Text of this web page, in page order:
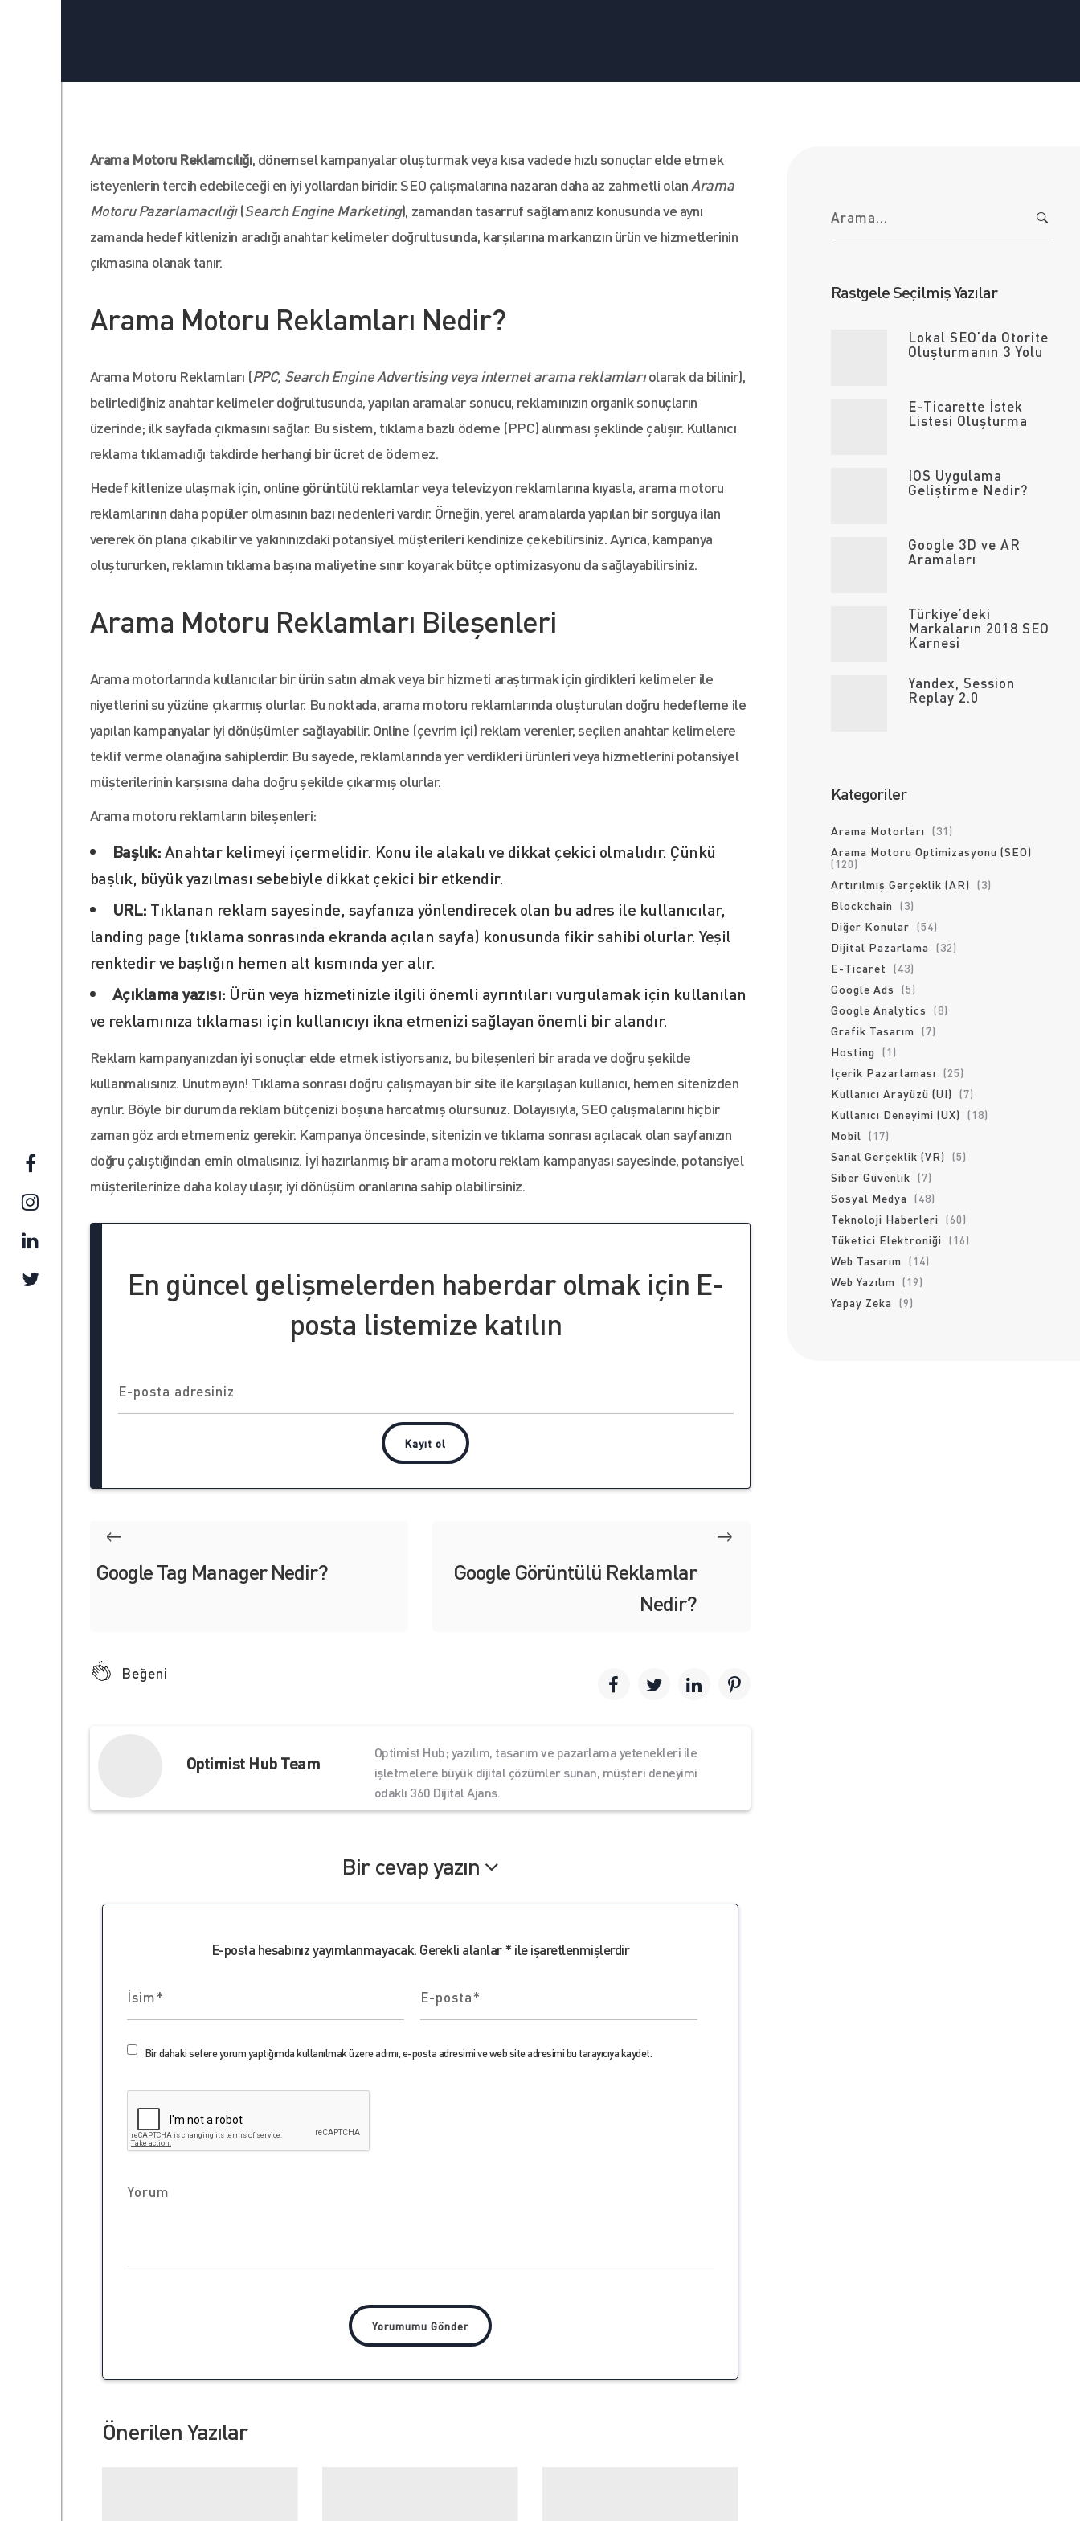
Arama Motoru Reklamcılığı, dönemsel kampanyalar oluşturmak veya kısa vadede hızlı sonuçlar elde etmek
isteyenlerin tercih edebileceği en iyi yollardan biridir. SEO çalışmalarına nazaran daha az zahmetli olan Arama
Motoru Pazarlamacılığı(Search Engine Marketing), zamandan tasarruf sağlamanız konusunda ve aynı
zamanda hedef kitlenizin aradığı anahtar kelimeler doğrultusunda, karşılarına markanızın ürün ve hizmetlerinin
çıkmasına olanak tanır.
Arama Motoru Reklamları Nedir?
Arama Motoru Reklamları (PPC, Search Engine Advertising veya internet arama reklamlarıolarak da bilinir),
belirlediğiniz anahtar kelimeler doğrultusunda, yapılan aramalar sonucu, reklamınızın organik sonuçların
üzerinde; ilk sayfada çıkmasını sağlar. Bu sistem, tıklama bazlı ödeme (PPC) alınması şeklinde çalışır. Kullanıcı
reklama tıklamadığı takdirde herhangi bir ücret de ödemez.
Hedef kitlenize ulaşmak için, online görüntülü reklamlar veya televizyon reklamlarına kıyasla, arama motoru
reklamlarının daha popüler olmasının bazı nedenleri vardır. Örneğin, yerel aramalarda yapılan bir sorguya ilan
vererek ön plana çıkabilir ve yakınınızdaki potansiyel müşterileri kendinize çekebilirsiniz. Ayrıca, kampanya
oluştururken, reklamın tıklama başına maliyetine sınır koyarak bütçe optimizasyonu da sağlayabilirsiniz.
Arama Motoru Reklamları Bileşenleri
Arama motorlarında kullanıcılar bir ürün satın almak veya bir hizmeti araştırmak için girdikleri kelimeler ile
niyetlerini su yüzüne çıkarmış olurlar. Bu noktada, arama motoru reklamlarında oluşturulan doğru hedefleme ile
yapılan kampanyalar iyi dönüşümler sağlayabilir. Online (çevrim içi) reklam verenler, seçilen anahtar kelimelere
teklif verme olanağına sahiplerdir. Bu sayede, reklamlarında yer verdikleri ürünleri veya hizmetlerini potansiyel
müşterilerinin karşısına daha doğru şekilde çıkarmış olurlar.
Arama motoru reklamların bileşenleri:
Başlık:Anahtar kelimeyi içermelidir. Konu ile alakalı ve dikkat çekici olmalıdır. Çünkü
başlık, büyük yazılması sebebiyle dikkat çekici bir etkendir.
URL: Tıklanan reklam sayesinde, sayfanıza yönlendirecek olan bu adres ile kullanıcılar,
landing page (tıklama sonrasında ekranda açılan sayfa) konusunda fikir sahibi olurlar. Yeşil
renktedir ve başlığın hemen alt kısmında yer alır.
Açıklama yazısı: Ürün veya hizmetinizle ilgili önemli ayrıntıları vurgulamak için kullanılan
ve reklamınıza tıklaması için kullanıcıyı ikna etmenizi sağlayan önemli bir alandır.
Reklam kampanyanızdan iyi sonuçlar elde etmek istiyorsanız, bu bileşenleri bir arada ve doğru şekilde
kullanmalısınız. Unutmayın! Tıklama sonrası doğru çalışmayan bir site ile karşılaşan kullanıcı, hemen sitenizden
ayrılır. Böyle bir durumda reklam bütçenizi boşuna harcatmış olursunuz. Dolayısıyla, SEO çalışmalarını hiçbir
zaman göz ardı etmemeniz gerekir. Kampanya öncesinde, sitenizin ve tıklama sonrası açılacak olan sayfanızın
doğru çalıştığından emin olmalısınız. İyi hazırlanmış bir arama motoru reklam kampanyası sayesinde, potansiyel
müşterilerinize daha kolay ulaşır, iyi dönüşüm oranlarına sahip olabilirsiniz.
En güncel gelişmelerden haberdar olmak için E-
posta listemize katılın
Google Tag Manager Nedir?
Google Görüntülü Reklamlar
Nedir?
Beğeni
Optimist Hub Team
Optimist Hub; yazılım, tasarım ve pazarlama yetenekleri ile
işletmelere büyük dijital çözümler sunan, müşteri deneyimi
odaklı 360 Dijital Ajans.
Bir cevap yazın
E-posta hesabınız yayımlanmayacak. Gerekli alanlar* ile işaretlenmişlerdir
Bir dahaki sefere yorum yaptığımda kullanılmak üzere adımı, e-posta adresimi ve web site adresimi bu tarayıcıya kaydet.
Önerilen Yazılar
r
m
Rastgele Seçilmiş Yazılar
Lokal SEO’da Otorite
Oluşturmanın 3 Yolu
E-Ticarette İstek
Listesi Oluşturma
IOS Uygulama
Geliştirme Nedir?
Google 3D ve AR
Aramaları
Türkiye’deki
Markaların 2018 SEO
Karnesi
Yandex, Session
Replay 2.0
Kategoriler
Arama Motorları
(31)
Arama Motoru Optimizasyonu (SEO)
(120)
Artırılmış Gerçeklik (AR)
(3)
Blockchain
(3)
Diğer Konular (54)
Dijital Pazarlama
(32)
E-Ticaret
(43)
Google Ads
(5)
Google Analytics
(8)
Grafik Tasarım
(7)
Hosting
(1)
İçerik Pazarlaması
(25)
Kullanıcı Arayüzü (UI)
(7)
Kullanıcı Deneyimi (UX)
(18)
Mobil
(17)
Sanal Gerçeklik (VR)
(5)
Siber Güvenlik (7)
Sosyal Medya
(48)
Teknoloji Haberleri
(60)
Tüketici Elektroniği
(16)
Web Tasarım
(14)
Web Yazılım
(19)
Yapay Zeka
(9)